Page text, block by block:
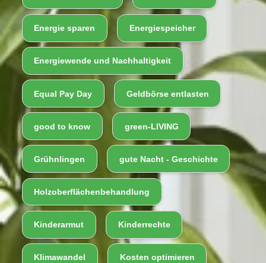
Energie sparen Energiespeicher
Energiewende und Nachhaltigkeit
Equal Pay Day Geldbörse entlasten
good to know green-LIVING
Grühnlingen gute Nacht - Geschichte
Holzoberflächenbehandlung
Kinderarmut Kinderrechte
Klimawandel Kosten optimieren